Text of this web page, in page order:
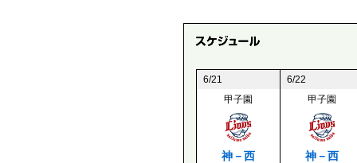
6/21
6/22
甲子園
神－西
甲子園
神－西